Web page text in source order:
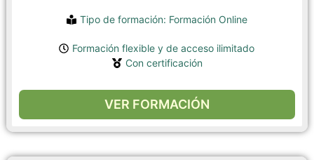
Tipo de formación: Formación Online
Formación flexible y de acceso ilimitado
Con certificación
VER FORMACIÓN